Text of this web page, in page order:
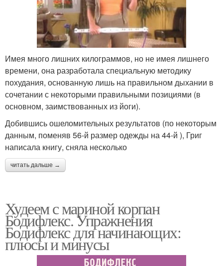
Имея много лишних килограммов, но не имея лишнего
времени, она разработала специальную методику
похудания, основанную лишь на правильном дыхании в
сочетании с некоторыми правильными позициями (в
основном, заимствованных из йоги).
Добившись ошеломительных результатов (по некоторым
данным, поменяв 56-й размер одежды на 44-й ), Григ
написала книгу, сняла несколько
читать дальше →
Худеем с мариной корпан
Бодифлекс. Упражнения
Бодифлекс для начинающих:
плюсы и минусы